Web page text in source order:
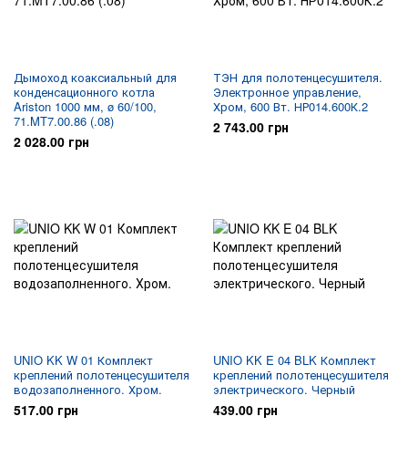
Дымоход коаксиальный для
конденсационного котла
Ariston 1000 мм, ø 60/100,
71.MT7.00.86 (.08)
2 028.00 грн
ТЭН для полотенцесушителя.
Электронное управление,
Хром, 600 Вт. НР014.600К.2
2 743.00 грн
UNIO KK W 01 Комплект
креплений полотенцесушителя
водозаполненного. Хром.
517.00 грн
UNIO KK E 04 BLK Комплект
креплений полотенцесушителя
электрического. Черный
439.00 грн